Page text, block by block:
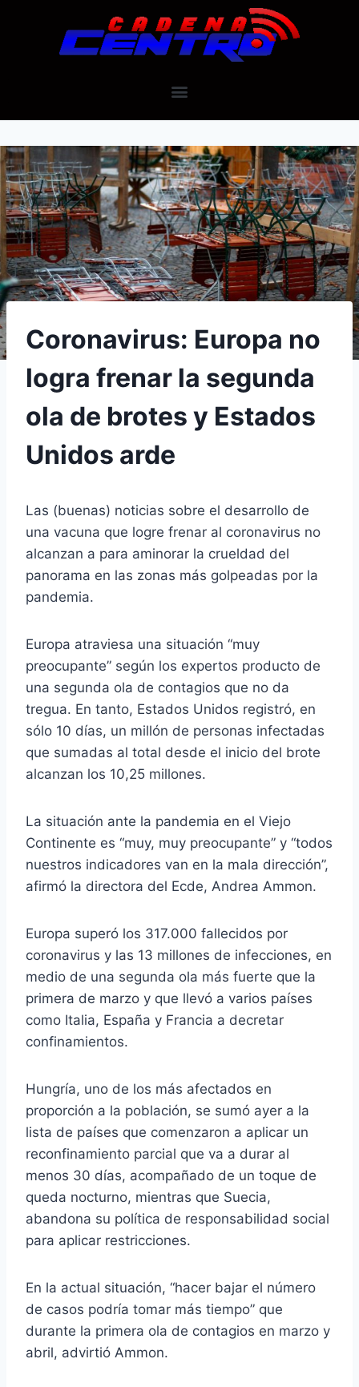
Coronavirus: Europa no
logra frenar la segunda
ola de brotes y Estados
Unidos arde
Las (buenas) noticias sobre el desarrollo de
una vacuna que logre frenar al coronavirus no
alcanzan a para aminorar la crueldad del
panorama en las zonas más golpeadas por la
pandemia.
Europa atraviesa una situación “muy
preocupante” según los expertos producto de
una segunda ola de contagios que no da
tregua. En tanto, Estados Unidos registró, en
sólo 10 días, un millón de personas infectadas
que sumadas al total desde el inicio del brote
alcanzan los 10,25 millones.
La situación ante la pandemia en el Viejo
Continente es “muy, muy preocupante” y “todos
nuestros indicadores van en la mala dirección”,
afirmó la directora del Ecde, Andrea Ammon.
Europa superó los 317.000 fallecidos por
coronavirus y las 13 millones de infecciones, en
medio de una segunda ola más fuerte que la
primera de marzo y que llevó a varios países
como Italia, España y Francia a decretar
confinamientos.
Hungría, uno de los más afectados en
proporción a la población, se sumó ayer a la
lista de países que comenzaron a aplicar un
reconfinamiento parcial que va a durar al
menos 30 días, acompañado de un toque de
queda nocturno, mientras que Suecia,
abandona su política de responsabilidad social
para aplicar restricciones.
En la actual situación, “hacer bajar el número
de casos podría tomar más tiempo” que
durante la primera ola de contagios en marzo y
abril, advirtió Ammon.